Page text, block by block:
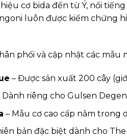
cơ bida đến từ Ý, nổi
luôn được kiểm chứng
phối và cập nhật các mẫu
– Được sản xuất 200 cây
Dành riêng cho Gulsen
– Mẫu cơ cao cấp nằm trong
bản đặc biệt dành cho